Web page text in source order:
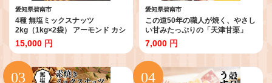
愛知県碧南市
4種 無塩ミックスナッツ
2kg（1kg×2袋） アーモンド カシ
ューナッツ マカダミアナッツ く
るみ 生ナッツ 直火焙煎 おつまみ
おやつ 大満足 チャック付き 美容
健康 人気 高リピート ナッツ
H059-151
15,000 円
愛知県碧南市
この道50年の職人が焼く、やさし
い甘みたっぷりの「天津甘栗」
800g ！ 焼きたて 栗 くり 栗爪 殻
付き お菓子 おつまみ 人気 高リピ
ート 小分け 栗ご飯 栗きんとん 甘
露煮 碧南市 H045-077
7,000 円